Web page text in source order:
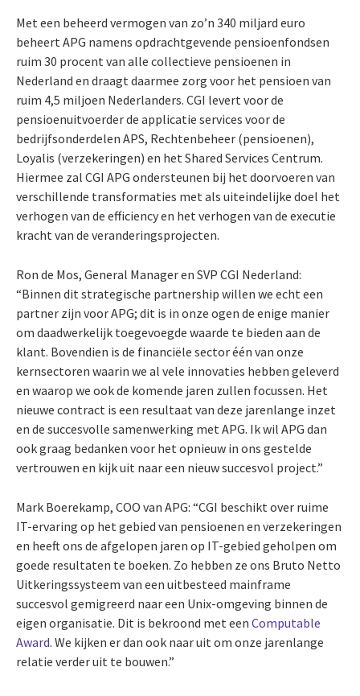
Met een beheerd vermogen van zo’n 340 miljard euro
beheert APG namens opdrachtgevende pensioenfondsen
ruim 30 procent van alle collectieve pensioenen in
Nederland en draagt daarmee zorg voor het pensioen van
ruim 4,5 miljoen Nederlanders. CGI levert voor de
pensioenuitvoerder de applicatie services voor de
bedrijfsonderdelen APS, Rechtenbeheer (pensioenen),
Loyalis (verzekeringen) en het Shared Services Centrum.
Hiermee zal CGI APG ondersteunen bij het doorvoeren van
verschillende transformaties met als uiteindelijke doel het
verhogen van de efficiency en het verhogen van de executie
kracht van de veranderingsprojecten.
Ron de Mos, General Manager en SVP CGI Nederland:
“Binnen dit strategische partnership willen we echt een
partner zijn voor APG; dit is in onze ogen de enige manier
om daadwerkelijk toegevoegde waarde te bieden aan de
klant. Bovendien is de financiële sector één van onze
kernsectoren waarin we al vele innovaties hebben geleverd
en waarop we ook de komende jaren zullen focussen. Het
nieuwe contract is een resultaat van deze jarenlange inzet
en de succesvolle samenwerking met APG. Ik wil APG dan
ook graag bedanken voor het opnieuw in ons gestelde
vertrouwen en kijk uit naar een nieuw succesvol project.”
Mark Boerekamp, COO van APG: “CGI beschikt over ruime
IT-ervaring op het gebied van pensioenen en verzekeringen
en heeft ons de afgelopen jaren op IT-gebied geholpen om
goede resultaten te boeken. Zo hebben ze ons Bruto Netto
Uitkeringssysteem van een uitbesteed mainframe
succesvol gemigreerd naar een Unix-omgeving binnen de
eigen organisatie. Dit is bekroond met een Computable
Award. We kijken er dan ook naar uit om onze jarenlange
relatie verder uit te bouwen.”